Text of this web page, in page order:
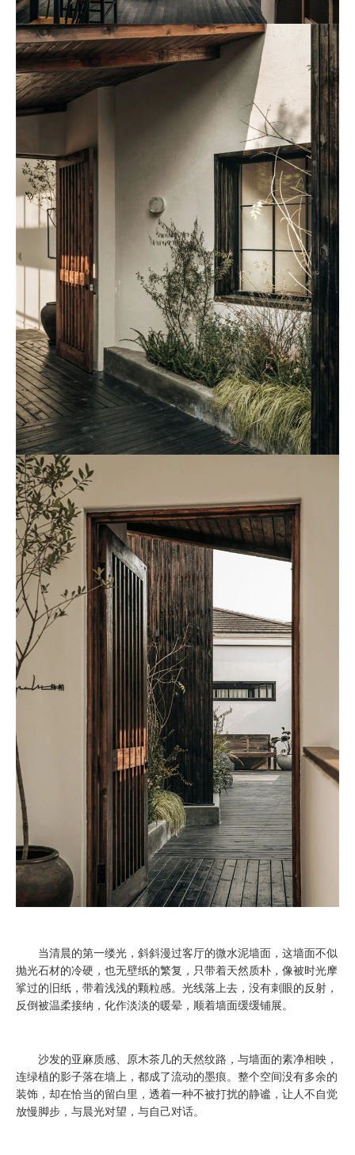
当清晨的第一缕光，斜斜漫过客厅的微水泥墙面，这墙面不似
抛光石材的冷硬，也无壁纸的繁复，只带着天然质朴，像被时光摩
挲过的旧纸，带着浅浅的颗粒感。光线落上去，没有刺眼的反射，
反倒被温柔接纳，化作淡淡的暖晕，顺着墙面缓缓铺展。
沙发的亚麻质感、原木茶几的天然纹路，与墙面的素净相映，
连绿植的影子落在墙上，都成了流动的墨痕。整个空间没有多余的
装饰，却在恰当的留白里，透着一种不被打扰的静谧，让人不自觉
放慢脚步，与晨光对望，与自己对话。